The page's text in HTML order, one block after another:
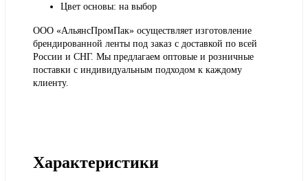
Цвет основы: на выбор
ООО «АльянсПромПак» осуществляет изготовление
брендированной ленты под заказ с доставкой по всей
России и СНГ. Мы предлагаем оптовые и розничные
поставки с индивидуальным подходом к каждому
клиенту.
Характеристики